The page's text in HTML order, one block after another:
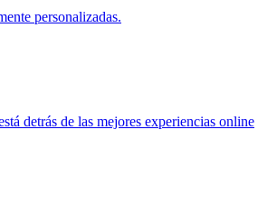
personalizadas.
detrás de las mejores experiencias online